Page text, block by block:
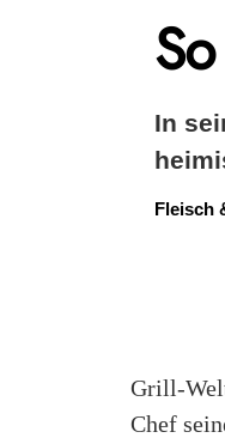
In
Fleisch
Grill-
Chef